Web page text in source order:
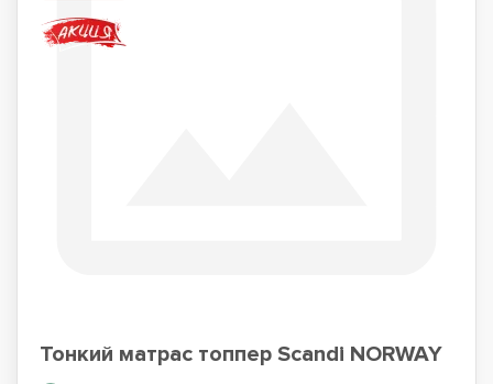
Тонкий матрас топпер Scandi NORWAY